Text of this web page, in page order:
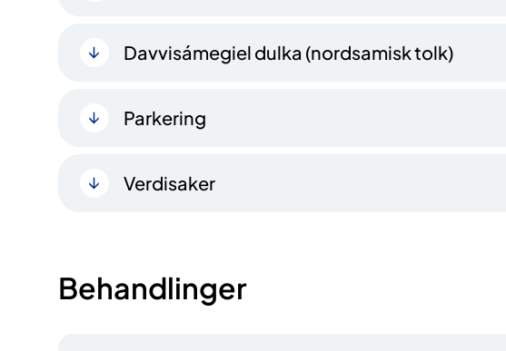
Davvisámegiel dulka (nordsamisk tolk)
Parkering
Verdisaker
Behandlinger